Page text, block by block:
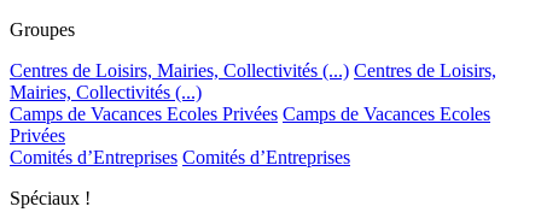
Groupes
Centres de Loisirs, Mairies, Collectivités (...) Centres de Loisirs,
Mairies, Collectivités (...)
Camps de Vacances Ecoles Privées Camps de Vacances Ecoles
Privées
Comités d’Entreprises Comités d’Entreprises
Spéciaux !